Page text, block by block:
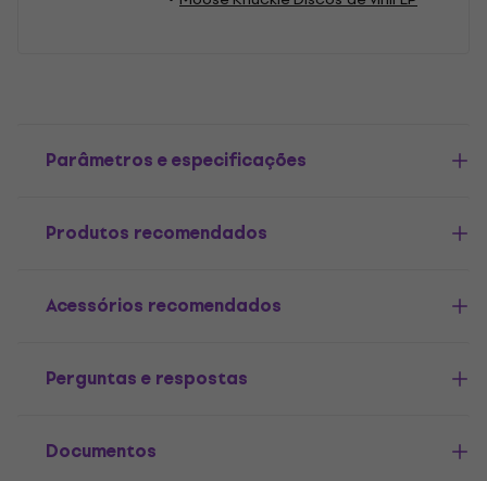
Parâmetros e especificações
Produtos recomendados
Acessórios recomendados
Perguntas e respostas
Documentos